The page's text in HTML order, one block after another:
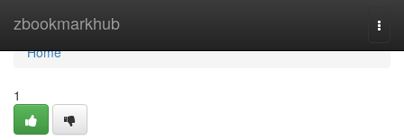
zbookmarkhub
Home
Home
1